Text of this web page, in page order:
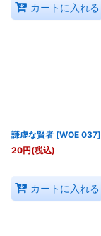
カートに入れる
謙虚な賢者 [WOE 037]
20円(税込)
カートに入れる